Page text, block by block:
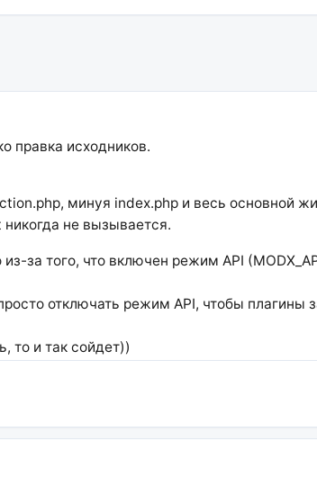
правка исходников.
минуя index.php и весь основной
не вызывается.
из-за того, что включен режим API
отключать режим API, чтобы плагины
то и так сойдет))